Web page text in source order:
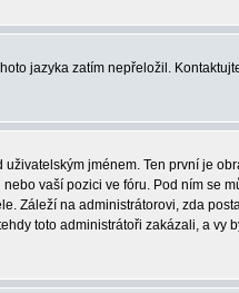
jazyka zatím nepřeložil.
jménem. Ten první je
vaší pozici ve fóru. Pod ním se
Záleží na administrátorovi, zda
toto administrátoři zakázali, a vy